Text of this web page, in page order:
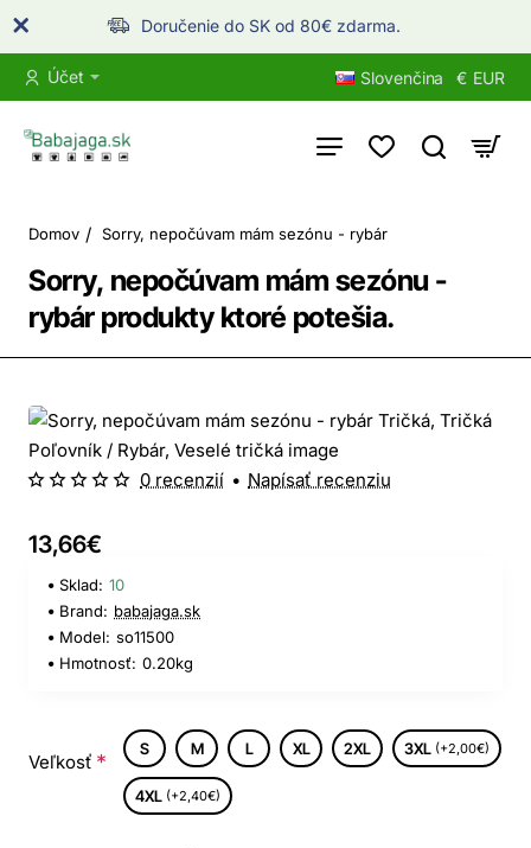
Doručenie do SK od 80€ zdarma.
Účet Slovenčina € EUR
Sorry, nepočúvam mám sezónu -
rybár produkty ktoré potešia.
Domov homeSorry, nepočúvam mám sezónu - rybár
0 recenzií • Napísať recenziu
13,66€
Sklad: 10
Brand: babajaga.sk
Model: so11500
Hmotnosť: 0.20kg
Veľkosť
S M L XL 2XL 3XL (+2,00€)
4XL (+2,40€)